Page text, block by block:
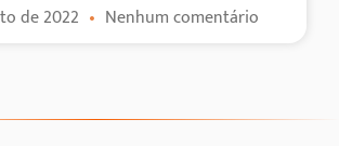
de 2022 Nenhum comentário